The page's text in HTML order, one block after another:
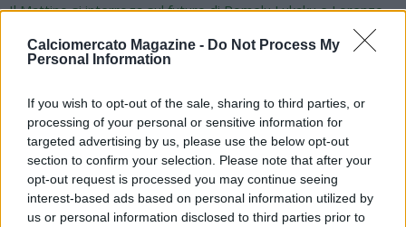
Calciomercato Magazine - Do Not Process My
Personal Information
If you wish to opt-out of the sale, sharing to third parties, or
processing of your personal or sensitive information for
targeted advertising by us, please use the below opt-out
section to confirm your selection. Please note that after your
opt-out request is processed you may continue seeing
interest-based ads based on personal information utilized by
us or personal information disclosed to third parties prior to
Il Mattino si interroga sul futuro di Romelu Lukaku e Lorenzo
Lucca, attaccanti del Napoli, al momento sempre più distanti
dal futuro in azzurro. Secondo il quotidiano, il Napoli si
starebbe guardando intorno perché, a meno di clamorosi
solo un altro anno di contratto ed un ingaggio pesante mentre
l'ex Udinese, di ritorno dal prestito in Inghilterra al
Nottingham Forest, pare sia entrato nel mirino del Genoa che
starebbe cercando un'altra prima punta dopo aver
riconfermato Colombo.